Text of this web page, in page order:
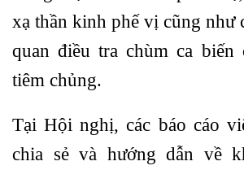
xạ thần kinh phế vị cũng như
quan điều tra chùm ca biến
tiêm chủng.
Tại Hội nghị, các báo cáo
chia sẻ và hướng dẫn về